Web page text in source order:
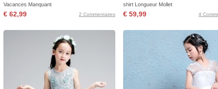
Vacances Manquant
€ 62,99 2 Commentaires
shirt Longueur Mollet
€ 59,99 4